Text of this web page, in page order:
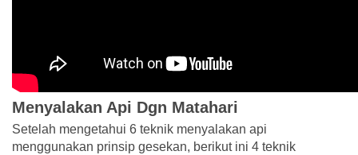
Menyalakan Api Dgn Matahari
Setelah mengetahui 6 teknik menyalakan api
menggunakan prinsip gesekan, berikut ini 4 teknik